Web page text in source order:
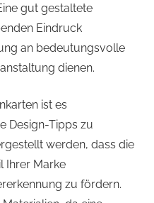
gut gestaltete
Eindruck
an bedeutungsvolle
dienen.
ist es
Design-Tipps zu
werden, dass die
Ihrer Marke
zu fördern.